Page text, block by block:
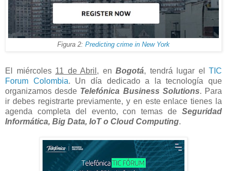
Figura 2: Predicting crime in New York
El miércoles 11 de Abril , en Bogotá, tendrá lugar el TIC
Forum Colombia. Un día dedicado a la tecnología que
organizamos desde Telefónica Business Solutions. Para
ir debes registrarte previamente, y en este enlace tienes la
agenda completa del evento, con temas de Seguridad
Informática, Big Data, IoT o Cloud Computing.